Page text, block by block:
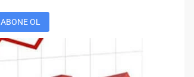
ABONE OL